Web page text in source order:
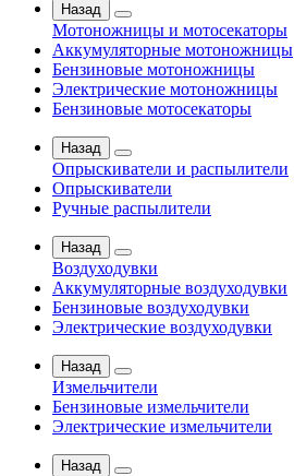
Назад
Мотоножницы и мотосекаторы
Аккумуляторные мотоножницы
Бензиновые мотоножницы
Электрические мотоножницы
Бензиновые мотосекаторы
Назад
Опрыскиватели и распылители
Опрыскиватели
Ручные распылители
Назад
Воздуходувки
Аккумуляторные воздуходувки
Бензиновые воздуходувки
Электрические воздуходувки
Назад
Измельчители
Бензиновые измельчители
Электрические измельчители
Назад